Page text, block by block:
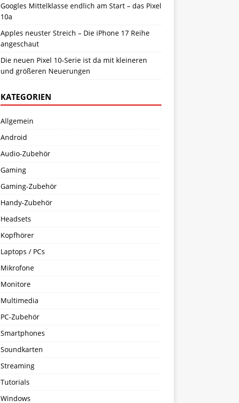
Googles Mittelklasse endlich am Start – das Pixel
10a
Apples neuster Streich – Die iPhone 17 Reihe
angeschaut
Die neuen Pixel 10-Serie ist da mit kleineren
und größeren Neuerungen
KATEGORIEN
Allgemein
Android
Audio-Zubehör
Gaming
Gaming-Zubehör
Handy-Zubehör
Headsets
Kopfhörer
Laptops / PCs
Mikrofone
Monitore
Multimedia
PC-Zubehör
Smartphones
Soundkarten
Streaming
Tutorials
Windows